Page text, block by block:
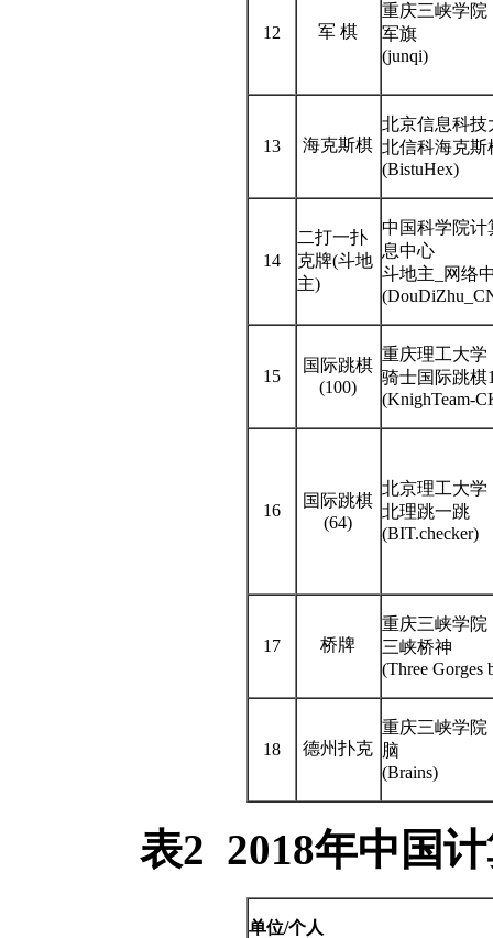
12 军 棋
重庆三峡学院
军旗
(junqi)
13 海克斯棋
北京信息科技
北信科海克斯
(BistuHex)
14
二打一扑
克牌(斗地
主)
中国科学院计
息中心
斗地主_网络
15
国际跳棋
(100)
重庆理工大学
骑士国际跳棋
(KnighTeam-
16
国际跳棋
(64)
北京理工大学
北理跳一跳
(BIT.checker)
17 桥牌
重庆三峡学院
三峡桥神
(Three Gorges
18 德州扑克
重庆三峡学院
脑
(Brains)
表2 2018年中国
单位/个人